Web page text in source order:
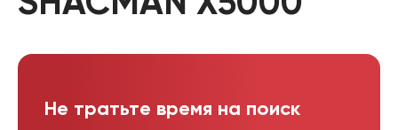
Не тратьте время на поиск